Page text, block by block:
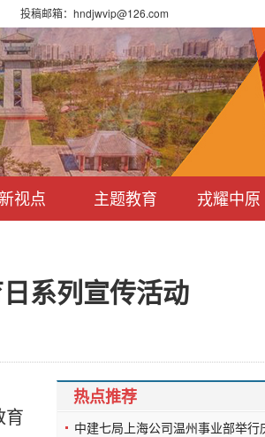
投稿邮箱：hndjwvip@126.com
视点 主题教育 戎耀中原
系列宣传活动
育
热点推荐
中建七局上海公司温州事业部举行